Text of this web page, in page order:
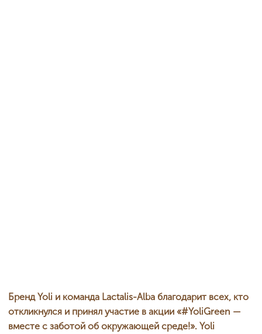
Бренд Yoli и команда Lactalis-Alba благодарит всех, кто
откликнулся и принял участие в акции «#YoliGreen —
вместе с заботой об окружающей среде!». Yoli